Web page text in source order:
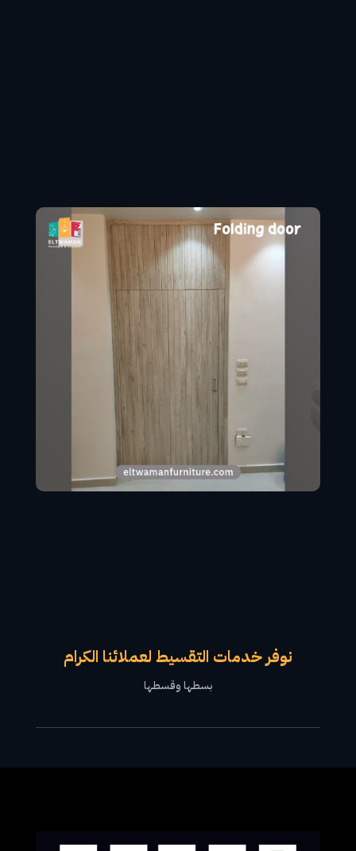
نوفر خدمات التقسيط لعملائنا الكرام
بسطها وقسطها